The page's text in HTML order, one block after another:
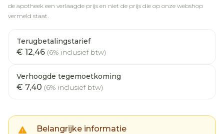
de apotheek een verlaagde prijs en niet de prijs die op onze webshop
vermeld staat.
Terugbetalingstarief
€ 12,46 (6% inclusief btw)
Verhoogde tegemoetkoming
€ 7,40 (6% inclusief btw)
Belangrijke informatie